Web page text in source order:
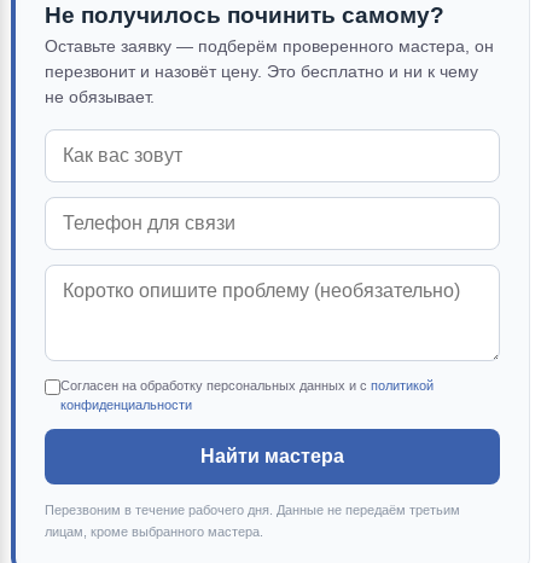
Не получилось починить самому?
Оставьте заявку — подберём проверенного мастера, он
перезвонит и назовёт цену. Это бесплатно и ни к чему
не обязывает.
Согласен на обработку персональных данных и с политикой
конфиденциальности
Найти мастера
Перезвоним в течение рабочего дня. Данные не передаём третьим
лицам, кроме выбранного мастера.